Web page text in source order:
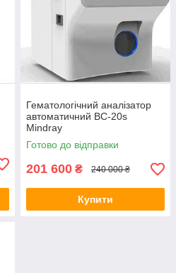
Гематологічний аналізатор
автоматичний BC-20s
Mindray
Готово до відправки
201 600 ₴ 240 000 ₴
Купити